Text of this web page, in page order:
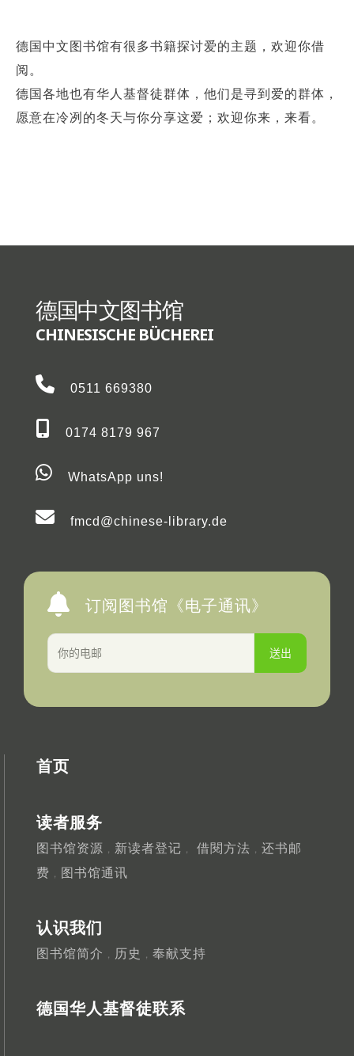
德国中文图书馆有很多书籍探讨爱的主题，欢迎你借
阅。
德国各地也有华人基督徒群体，他们是寻到爱的群体，
愿意在冷冽的冬天与你分享这爱；欢迎你来，来看。
德国中文图书馆
CHINESISCHE BÜCHEREI
0511 669380
0174 8179 967
WhatsApp uns!
fmcd@chinese-library.de
订阅图书馆《电子通讯》
首页
读者服务
图书馆资源 ， 新读者登记 ， 借閱方法 ， 还书邮
费 ， 图书馆通讯
认识我们
图书馆简介 ， 历史 ， 奉献支持
德国华人基督徒联系